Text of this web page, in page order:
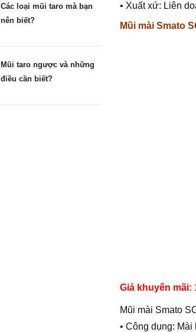
• Xuất xứ: Liên
Mũi mài Smato
Giá khuyến mãi:
Mũi mài Smato
• Công dụng: Mài
Các loại mũi taro mà bạn
nên biết?
Mũi taro ngược và những
điều cần biết?